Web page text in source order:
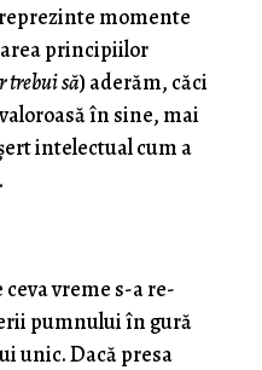
momente
principiilor
trebui să) aderăm, căci
în sine, mai
intelectual cum a
vreme s-a re-
pumnului în gură
unic. Dacă presa